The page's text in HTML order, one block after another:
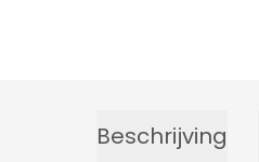
Beschrijving